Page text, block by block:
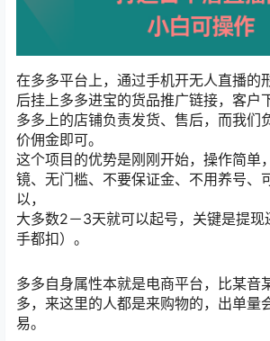
在多多平台上，通过手机开无人直播的
后挂上多多进宝的货品推广链接，客户
多多上的店铺负责发货、售后，而我们
价佣金即可。
这个项目的优势是刚刚开始，操作简单
镜、无门槛、不要保证金、不用养号、
以，
大多数2－3天就可以起号，关键是提现
手都扣）。
多多自身属性本就是电商平台，比某音
多，来这里的人都是来购物的，出单量
易。